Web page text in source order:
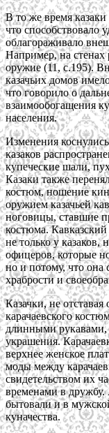
В то же время казаки
что способствовало
облагораживало
Например, на стенах
оружие (11, с.195).
казачьих домов
что говорило о
взаимообогащения
населения.
Изменения
казаков
купеческие шали,
Казаки также
костюм, ношение
оружием казачьей
ноговицы, ставшие
костюма.
не только у
офицеров, которые
но и потому, что она
храбрости и
Казачки, не
карачаевского
длинными рукавами,
украшения.
верхнее женское
моды между
свидетельством их
временами в
бытовали и в
куначества.